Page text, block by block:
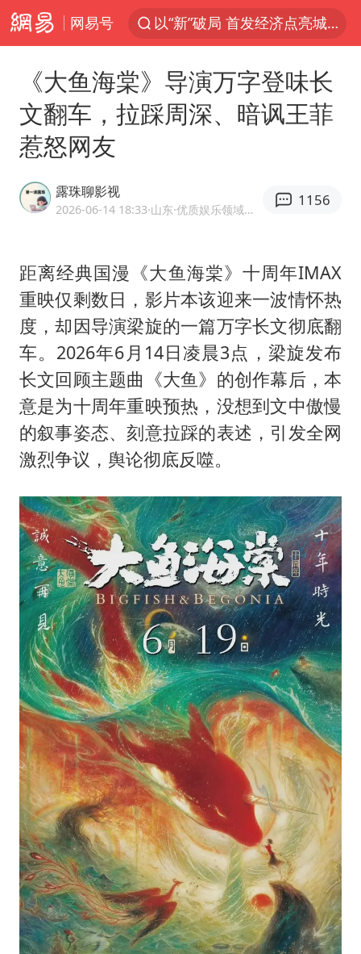
网易号
以“新”破局 首发经济点亮城市消费活力
中方回应是否开采太平洋海底稀土资源
昆明石林火把节
胡塞武装袭扰红海航运行动升级
80后女柜员逆袭成4200亿银行副行长
感觉全东北都在等7号
扎哈罗娃批广岛市长不提美国原子弹
泰国一女公务员妆容引争议 本人回应
多地要求领导干部带头休假
女子利用漏洞0元薅走3000多件家电
把党建设得更加坚强有力
奋进开新局 实干挑大梁
《大鱼海棠》导演万字登味长
文翻车，拉踩周深、暗讽王菲
惹怒网友
露珠聊影视
2026-06-14 18:33·山东 ·优质娱乐领域创作者
1156
距离经典国漫《大鱼海棠》十周年IMAX
重映仅剩数日，影片本该迎来一波情怀热
度，却因导演梁旋的一篇万字长文彻底翻
车。2026年6月14日凌晨3点，梁旋发布
长文回顾主题曲《大鱼》的创作幕后，本
意是为十周年重映预热，没想到文中傲慢
的叙事姿态、刻意拉踩的表述，引发全网
激烈争议，舆论彻底反噬。